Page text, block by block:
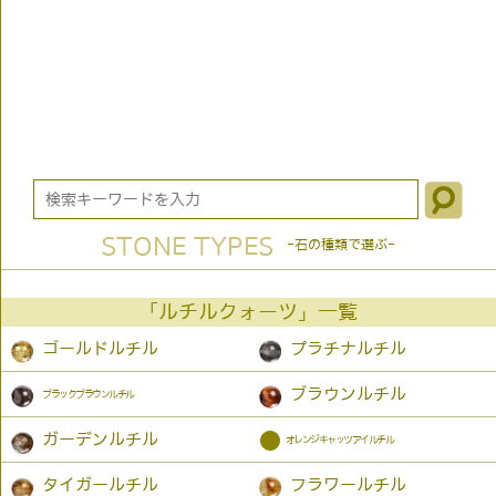
STONE TYPES -石の種類で選ぶ-
「ルチルクォーツ」一覧
ゴールドルチル プラチナルチル
ブラックブラウンルチル ブラウンルチル
ガーデンルチル ● オレンジキャッツアイルチル
タイガールチル フラワールチル